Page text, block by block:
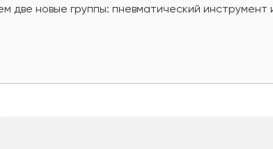
две новые группы: пневматический инструмент